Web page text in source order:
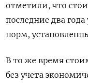
отметили, что
последние два
норм,
В то же время
без учета